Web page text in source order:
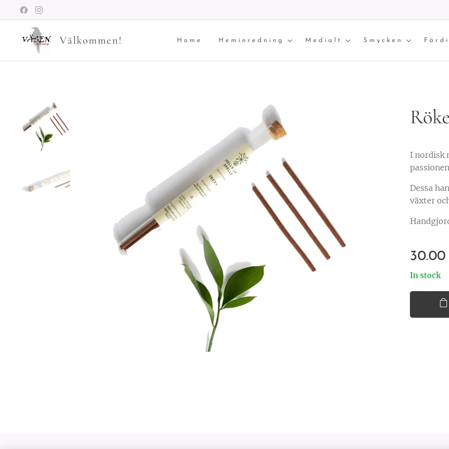
Välkommen! Home Heminredning Medialt Smycken
I nordisk
Dessa
växter
30.00
In stock